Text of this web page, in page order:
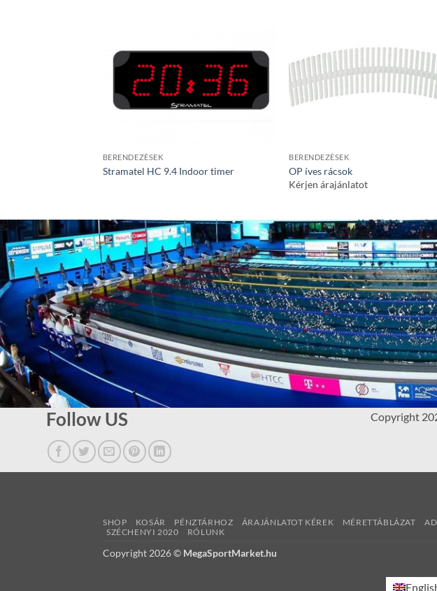
BERENDEZÉSEK
Stramatel HC 9.4 Indoor timer
BERENDEZÉSEK
OP íves rácsok
Kérjen árajánlatot
Follow US Copyright
SHOP KOSÁR PÉNZTÁRHOZ ÁRAJÁNLATOT KÉREK MÉRETTÁBLÁZAT
SZÉCHENYI 2020
RÓLUNK
Copyright 2026 © MegaSportMarket.hu